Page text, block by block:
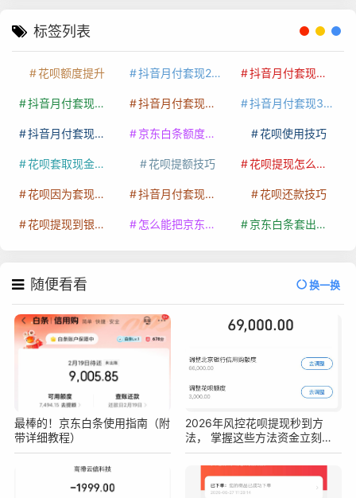
标签列表
花呗额度提升 抖音月付套现24小时接单 抖音月付套现怎么套
抖音月付套现多少手续费 抖音月付套现商家有哪些 抖音月付套现30秒技巧
抖音月付套现最新方法 京东白条额度提升 花呗使用技巧
花呗套取现金最佳方法 花呗提额技巧 花呗提现怎么操作
花呗因为套现被限额了这种情况要多久才会好 抖音月付套现秒回100起 花呗还款技巧
花呗提现到银行卡 怎么能把京东白条额度钱套出来 京东白条套出来手续费多少
随便看看 换一换
最棒的！京东白条使用指南（附
带详细教程）
2026年风控花呗提现秒到方
法， 掌握这些方法资金立刻到
手